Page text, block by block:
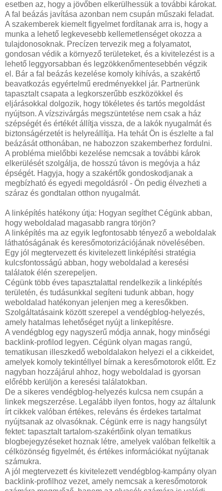
esetben az, hogy a jövőben elkerülhessük a további károkat.
A fal beázás javítása azonban nem csupán műszaki feladat.
A szakemberek kiemelt figyelmet fordítanak arra is, hogy a
munka a lehető legkevesebb kellemetlenséget okozza a
tulajdonosoknak. Precízen tervezik meg a folyamatot,
gondosan védik a környező területeket, és a kivitelezést is a
lehető leggyorsabban és legzökkenőmentesebbén végzik
el. Bár a fal beázás kezelése komoly kihívás, a szakértő
beavatkozás egyértelmű eredményekkel jár. Partnerünk
tapasztalt csapata a legkorszerűbb eszközökkel és
eljárásokkal dolgozik, hogy tökéletes és tartós megoldást
nyújtson. A vízszivárgás megszüntetése nem csak a ház
szépségét és értékét állítja vissza, de a lakók nyugalmát és
biztonságérzetét is helyreállítja. Ha tehát Ön is észlelte a fal
beázását otthonában, ne habozzon szakemberhez fordulni.
A probléma mielőbbi kezelése nemcsak a további károk
elkerülését szolgálja, de hosszú távon is megóvja a ház
épségét. Hagyja, hogy a szakértők gondoskodjanak a
megbízható és egyedi megoldásról - Ön pedig élvezheti a
száraz és gondtalan otthon nyugalmát.
A linképítés hatékony útja: Hogyan segíthet Cégünk abban,
hogy weboldalad magasabb rangra törjön?
A linképítés ma az egyik legfontosabb tényező a weboldalak
láthatóságának és keresőmotorizációjának növelésében.
Egy jól megtervezett és kivitelezett linképítési stratégia
kulcsfontosságú abban, hogy weboldalad a keresési
találatok élén szerepeljen.
Cégünk több éves tapasztalattal rendelkezik a linképítés
területén, és tudásunkkal segíteni tudunk abban, hogy
weboldalad hatékonyan jelenjen meg a keresőkben.
Szolgáltatásaink között szerepel a vendégblog-helyezés,
amely hatalmas lehetőséget nyújt a linkepítésre.
A vendégblog egy nagyszerű módja annak, hogy minőségi
backlink-profilod legyen. Cégünk olyan magas rangú,
tematikusan illeszkedő weboldalakon helyezi el a cikkeidet,
amelyek komoly tekintéllyel bírnak a keresőmotorok előtt. Ez
nagyban hozzájárul ahhoz, hogy weboldalad is gyorsan
előrébb kerüljön a keresési találatokban.
De a sikeres vendégblog-helyezés kulcsa nem csupán a
linkek megszerzése. Legalább ilyen fontos, hogy az általunk
írt cikkek valóban értékes, releváns és érdekes tartalmat
nyújtsanak az olvasóknak. Cégünk erre is nagy hangsúlyt
fektet: tapasztalt tartalom-szakértőink olyan tematikus
blogbejegyzéseket hoznak létre, amelyek valóban felkeltik a
célközönség figyelmét, és értékes információkat nyújtanak
számukra.
A jól megtervezett és kivitelezett vendégblog-kampány olyan
backlink-profilhoz vezet, amely nemcsak a keresőmotorok